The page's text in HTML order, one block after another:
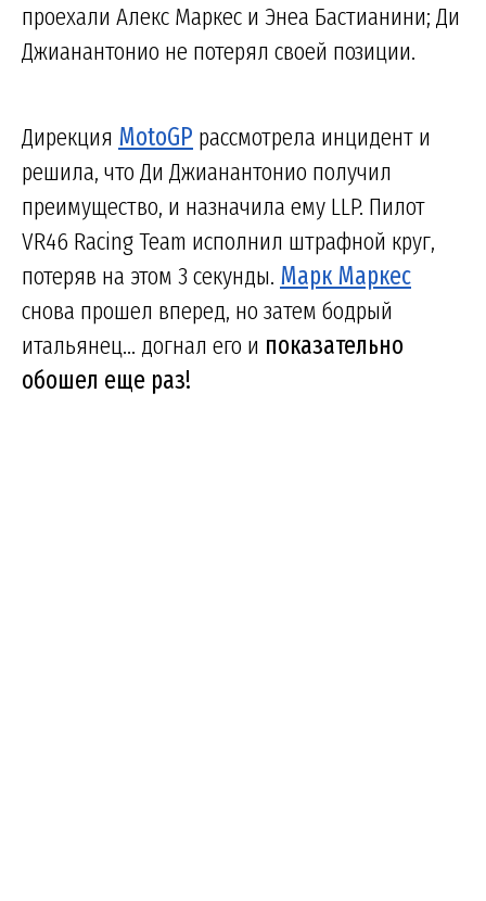
проехали Алекс Маркес и Энеа Бастианини; Ди
Джианантонио не потерял своей позиции.
Дирекция MotoGP рассмотрела инцидент и
решила, что Ди Джианантонио получил
преимущество, и назначила ему LLP. Пилот
VR46 Racing Team исполнил штрафной круг,
потеряв на этом 3 секунды. Марк Маркес
снова прошел вперед, но затем бодрый
итальянец... догнал его и показательно
обошел еще раз!